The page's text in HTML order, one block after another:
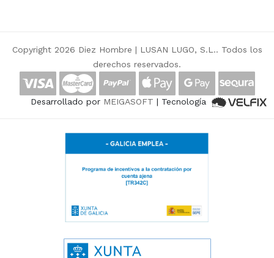
Copyright 2026 Diez Hombre | LUSAN LUGO, S.L.. Todos los
derechos reservados.
Desarrollado por MEIGASOFT | Tecnología